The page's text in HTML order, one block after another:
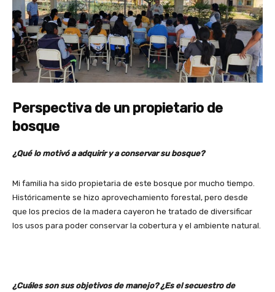
Perspectiva de un propietario de
bosque
¿Qué lo motivó a adquirir y a conservar su bosque?
Mi familia ha sido propietaria de este bosque por mucho tiempo.
Históricamente se hizo aprovechamiento forestal, pero desde
que los precios de la madera cayeron he tratado de diversificar
los usos para poder conservar la cobertura y el ambiente natural.
¿Cuáles son sus objetivos de manejo? ¿Es el secuestro de